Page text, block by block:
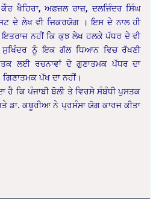
ਖੈਹਿਰਾ, ਅਫ਼ਜ਼ਲ ਰਾਜ਼, ਦਲਜਿੰਦਰ ਸਿੰਘ
ਦੇ ਲੇਖ ਵੀ ਜਿਕਰਯੋਗ । ਇਸ ਦੇ ਨਾਲ ਹੀ
ਨਹੀਂ ਕਿ ਕੁਝ ਲੇਖ ਹਲਕੇ ਪੱਧਰ ਦੇ ਵੀ
ਨੂੰ ਇਕ ਗੱਲ ਧਿਆਨ ਵਿਚ ਰੱਖਣੀ
ਲਈ ਰਚਨਾਵਾਂ ਦੇ ਗੁਣਾਤਮਕ ਪੱਧਰ ਦਾ
ਪੱਖ ਦਾ ਨਹੀਂ।
ਹੈ ਕਿ ਪੰਜਾਬੀ ਬੋਲੀ ਤੇ ਵਿਰਸੇ ਸੰਬੰਧੀ ਪੁਸਤਕ
ਡਾ. ਕਥੂਰੀਆ ਨੇ ਪ੍ਰਸੰਸਾ ਯੋਗ ਕਾਰਜ ਕੀਤਾ